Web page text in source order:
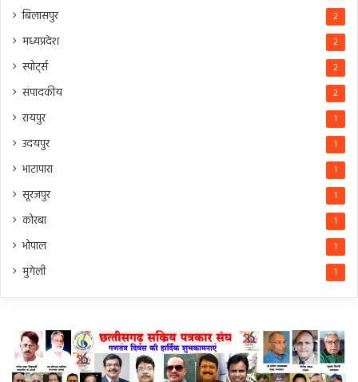
बिलासपुर 2
मध्यप्रदेश 2
स्पोर्ट्स 2
संपादकीय 2
रायपुर 1
उदयपुर 1
भाटापारा 1
सूरजपुर 1
कोरबा 1
भोपाल 1
मुंगेली 1